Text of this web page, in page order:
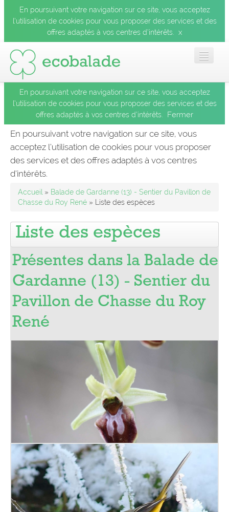
En poursuivant votre navigation sur ce site, vous acceptez
l’utilisation de cookies pour vous proposer des services et des
offres adaptés à vos centres d’intérêts.
x
Accueil
Les balades
Les espèces
Pro
En poursuivant votre navigation sur ce site, vous acceptez
l’utilisation de cookies pour vous proposer des services et des
offres adaptés à vos centres d’intérêts.
Fermer
En poursuivant votre navigation sur ce site, vous
acceptez l’utilisation de cookies pour vous proposer
des services et des offres adaptés à vos centres
d’intérêts.
Accueil » Balade de Gardanne (13) - Sentier du Pavillon de
Chasse du Roy René » Liste des espèces
Liste des espèces
Présentes dans la Balade de
Gardanne (13) - Sentier du
Pavillon de Chasse du Roy
René